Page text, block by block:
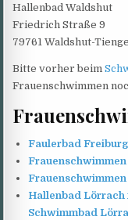
Hallenbad Waldshut
Friedrich Straße 9
79761 Waldshut-
Bitte vorher beim
Frauenschwimmen
Faulerbad
Hallenbad Lörrach
Schwimmbad